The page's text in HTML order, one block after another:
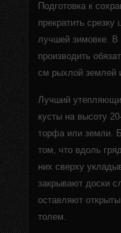
Подготовка к
прекратить
лучшей зимовке. В
производить
см рыхлой землей
Лучший
кусты на высоту
торфа или земли.
том, что вдоль
них сверху
закрывают доски
оставляют
толем.